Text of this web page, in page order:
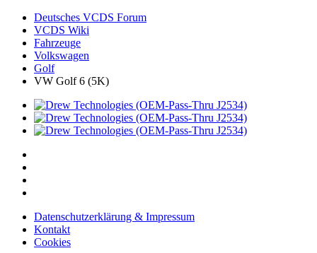
Deutsches VCDS Forum
VCDS Wiki
Fahrzeuge
Volkswagen
Golf
VW Golf 6 (5K)
Datenschutzerklärung & Impressum
Kontakt
Cookies